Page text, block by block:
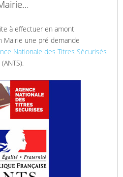
à effectuer en amont
Mairie une pré demande
Nationale des Titres Sécurisés
(ANTS).